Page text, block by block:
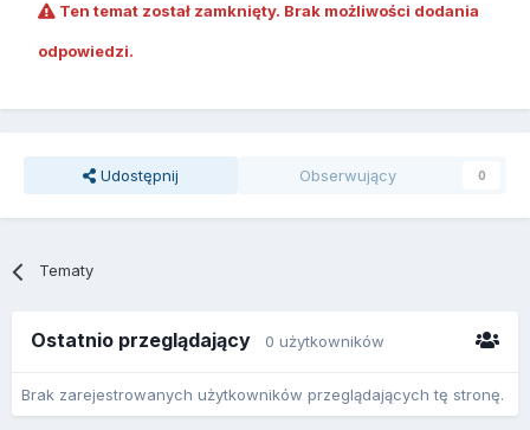
Ten temat został zamknięty. Brak możliwości dodania
odpowiedzi.
Udostępnij Obserwujący 0
Tematy
Ostatnio przeglądający 0 użytkowników
Brak zarejestrowanych użytkowników przeglądających tę stronę.